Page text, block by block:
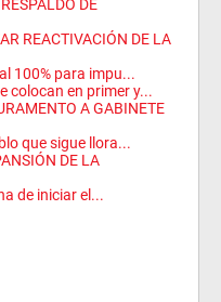
DE
REACTIVACIÓN DE LA
100% para impu...
colocan en primer y...
A GABINETE
que sigue llora...
DE LA
de iniciar el...